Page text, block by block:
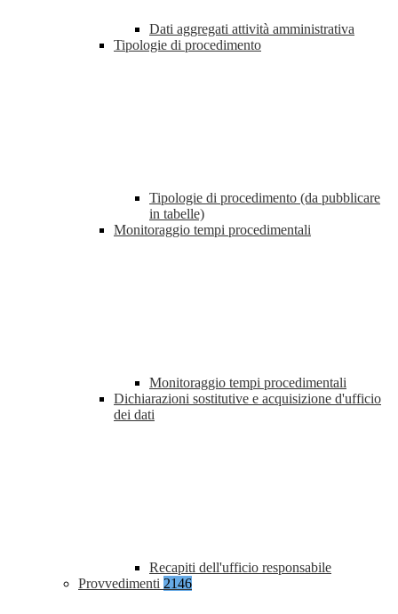
Dati aggregati attività amministrativa
Tipologie di procedimento
Tipologie di procedimento (da pubblicare
in tabelle)
Monitoraggio tempi procedimentali
Monitoraggio tempi procedimentali
Dichiarazioni sostitutive e acquisizione d'ufficio
dei dati
Recapiti dell'ufficio responsabile
Provvedimenti 2146